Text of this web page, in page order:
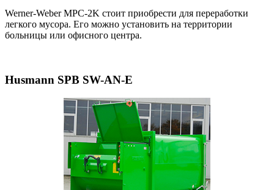
Werner-Weber MPC-2K стоит приобрести для переработки
легкого мусора. Его можно установить на территории
больницы или офисного центра.
Husmann SPB SW-AN-E